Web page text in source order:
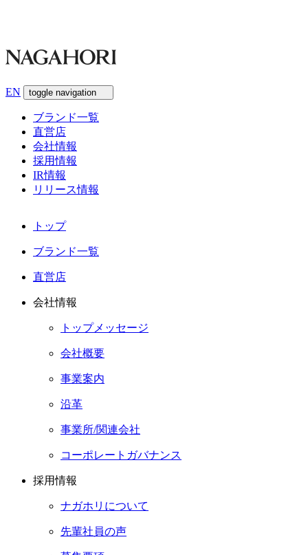
EN toggle navigation
ブランド一覧
直営店
会社情報
採用情報
IR情報
リリース情報
トップ
ブランド一覧
直営店
会社情報
トップメッセージ
会社概要
事業案内
沿革
事業所/関連会社
コーポレートガバナンス
採用情報
ナガホリについて
先輩社員の声